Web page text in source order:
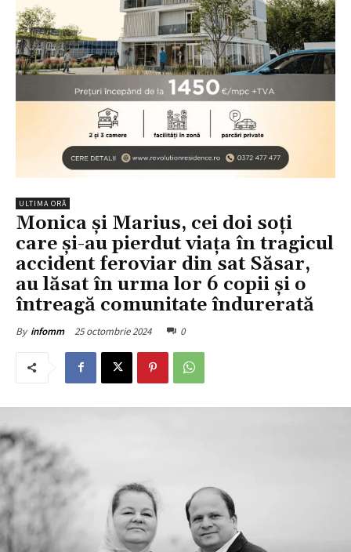
ULTIMA ORĂ
Monica și Marius, cei doi soți
care și-au pierdut viața în tragicul
accident feroviar din sat Săsar,
au lăsat în urma lor 6 copii și o
întreagă comunitate îndurerată
By infomm 25 octombrie 2024 0